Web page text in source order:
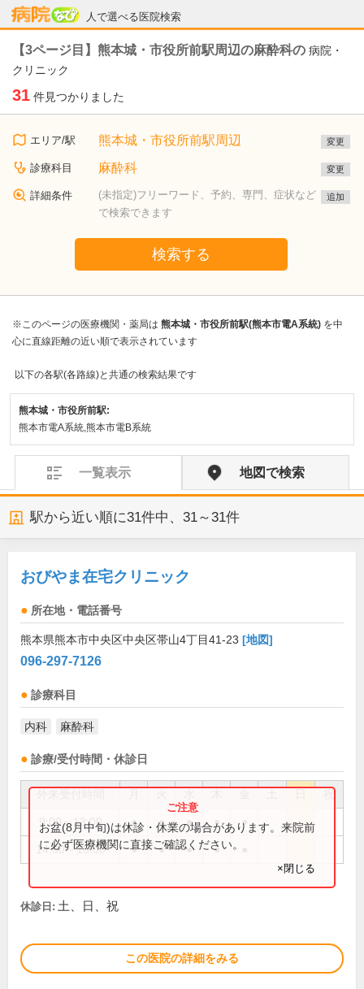
人で選べる医院検索
病院なび
【3ページ目】熊本城・市役所前駅周辺の麻酔科の 病院・
クリニック
31 件見つかりました
エリア/駅 熊本城・市役所前駅周辺 変更
診療科目 麻酔科 変更
詳細条件
(未指定)フリーワード、予約、専門、症状など
で検索できます
追加
検索する
※このページの医療機関・薬局は 熊本城・市役所前駅(熊本市電A系統) を中
心に直線距離の近い順で表示されています
以下の各駅(各路線)と共通の検索結果です
熊本城・市役所前駅:
熊本市電A系統,熊本市電B系統
一覧表示 地図で検索
駅から近い順に31件中、 31～31件
おびやま在宅クリニック
所在地・電話番号
熊本県熊本市中央区中央区帯山4丁目41-23 [地図]
096-297-7126
診療科目
内科 麻酔科
診療/受付時間・休診日
祝
9:00～13:00 ● ● ● ● ●
14:00～18:00 ● ● ● ●
お盆(8月中旬)は休診・休業の場合があります。来院前
に必ず医療機関に直接ご確認ください。
×閉じる
休診日: 土、日、祝
この医院の詳細をみる